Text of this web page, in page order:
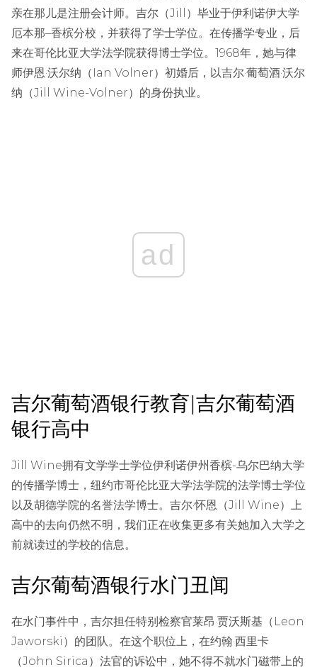
亲在那儿是注册会计师。吉尔（Jill）毕业于伊利诺伊大学
厄本那–香槟分校，并获得了学士学位。在传播学专业，后
来在哥伦比亚大学法学院获得博士学位。1968年，她与律
师伊恩·沃尔纳（Ian Volner）初婚后，以吉尔·葡萄酒·沃尔
纳（Jill Wine-Volner）的身份执业。
ad
吉尔葡萄酒银行教育|吉尔葡萄酒
银行高中
Jill Wine拥有文学学士学位伊利诺伊州香槟-乌尔巴纳大学
的传播学博士，纽约市哥伦比亚大学法学院的法学博士学位
以及胡德学院的名誉法学博士。吉尔·怀恩（Jill Wine）上
高中的去向仍然不明，我们正在收集更多有关她加入大学之
前就读过的学校的信息。
吉尔葡萄酒银行水门丑闻
在水门事件中，吉尔担任特别检察官莱昂·贾沃斯基（Leon
Jaworski）的团队。在这个职位上，在约翰·西里卡
（John Sirica）法官的诉讼中，她不得不就水门磁带上的